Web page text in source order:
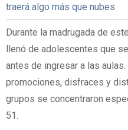
traerá algo más que nubes
Durante la madrugada de
llenó de adolescentes que
antes de ingresar a las
promociones, disfraces y
grupos se concentraron
51.